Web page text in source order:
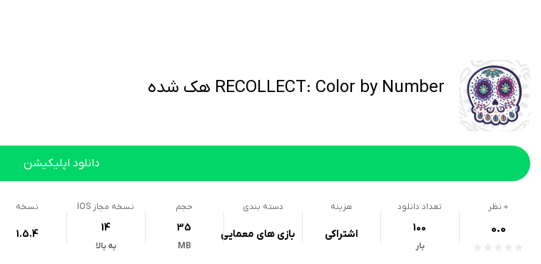
RECOLLECT: Color by Number هک شده
دانلود اپلیکیشن
0 نظر
0.0
تعداد دانلود
100
بار
هزینه
اشتراکی
دسته بندی
بازی های معمایی
حجم
35
MB
نسخه مجاز IOS
14
به بالا
نسخه
1.5.4